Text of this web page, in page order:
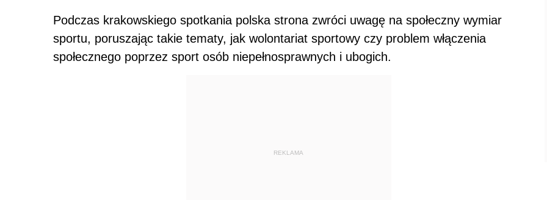
Podczas krakowskiego spotkania polska strona zwróci uwagę na społeczny wymiar
sportu, poruszając takie tematy, jak wolontariat sportowy czy problem włączenia
społecznego poprzez sport osób niepełnosprawnych i ubogich.
REKLAMA